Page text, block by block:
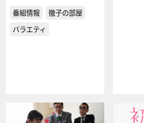
番組情報
徹子の部屋
バラエティ